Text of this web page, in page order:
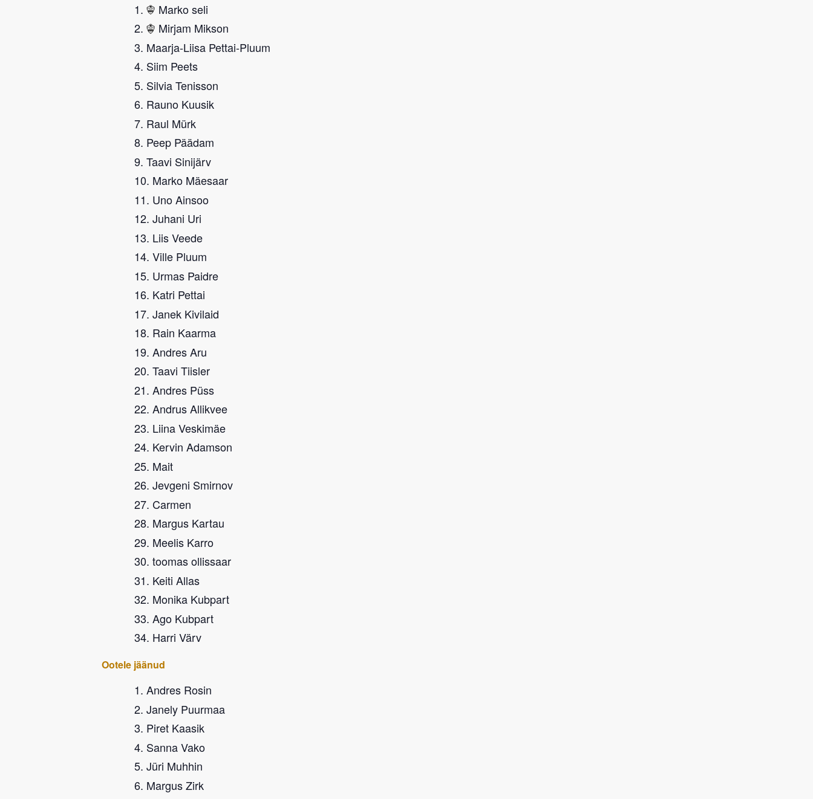
Marko seli
Mirjam Mikson
Maarja-Liisa Pettai-Pluum
Siim Peets
Silvia Tenisson
Rauno Kuusik
Raul Mürk
Peep Päädam
Taavi Sinijärv
Marko Mäesaar
Uno Ainsoo
Juhani Uri
Liis Veede
Ville Pluum
Urmas Paidre
Katri Pettai
Janek Kivilaid
Rain Kaarma
Andres Aru
Taavi Tiisler
Andres Püss
Andrus Allikvee
Liina Veskimäe
Kervin Adamson
Mait
Jevgeni Smirnov
Carmen
Margus Kartau
Meelis Karro
toomas ollissaar
Keiti Allas
Monika Kubpart
Ago Kubpart
Harri Värv
Ootele jäänud
Andres Rosin
Janely Puurmaa
Piret Kaasik
Sanna Vako
Jüri Muhhin
Margus Zirk